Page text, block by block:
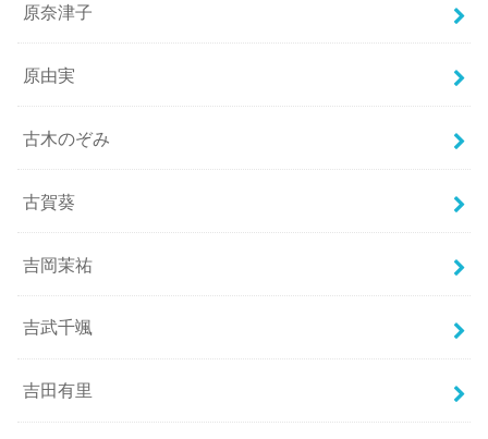
原奈津子
原由実
古木のぞみ
古賀葵
吉岡茉祐
吉武千颯
吉田有里